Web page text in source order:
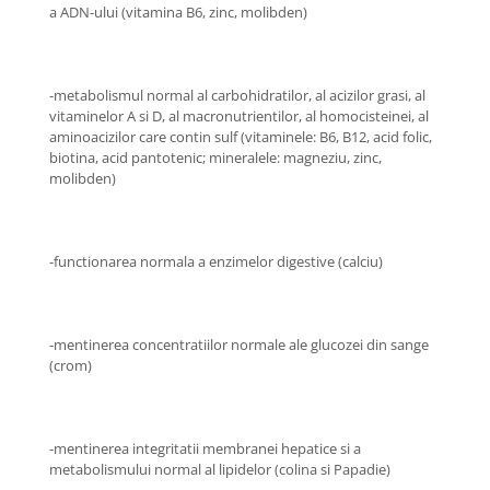
a ADN-ului (vitamina B6, zinc, molibden)
-metabolismul normal al carbohidratilor, al acizilor grasi, al
vitaminelor A si D, al macronutrientilor, al homocisteinei, al
aminoacizilor care contin sulf (vitaminele: B6, B12, acid folic,
biotina, acid pantotenic; mineralele: magneziu, zinc,
molibden)
-functionarea normala a enzimelor digestive (calciu)
-mentinerea concentratiilor normale ale glucozei din sange
(crom)
-mentinerea integritatii membranei hepatice si a
metabolismului normal al lipidelor (colina si Papadie)